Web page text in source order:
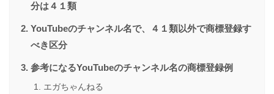
分は４１類
YouTubeのチャンネル名で、４１類以外で商標登録す
べき区分
参考になるYouTubeのチャンネル名の商標登録例
エガちゃんねる